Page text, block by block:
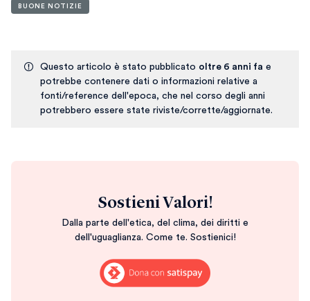
BUONE NOTIZIE
Questo articolo è stato pubblicato oltre 6 anni fa e
potrebbe contenere dati o informazioni relative a
fonti/reference dell'epoca, che nel corso degli anni
potrebbero essere state riviste/corrette/aggiornate.
Sostieni Valori!
Dalla parte dell'etica, del clima, dei diritti e
dell'uguaglianza. Come te. Sostienici!